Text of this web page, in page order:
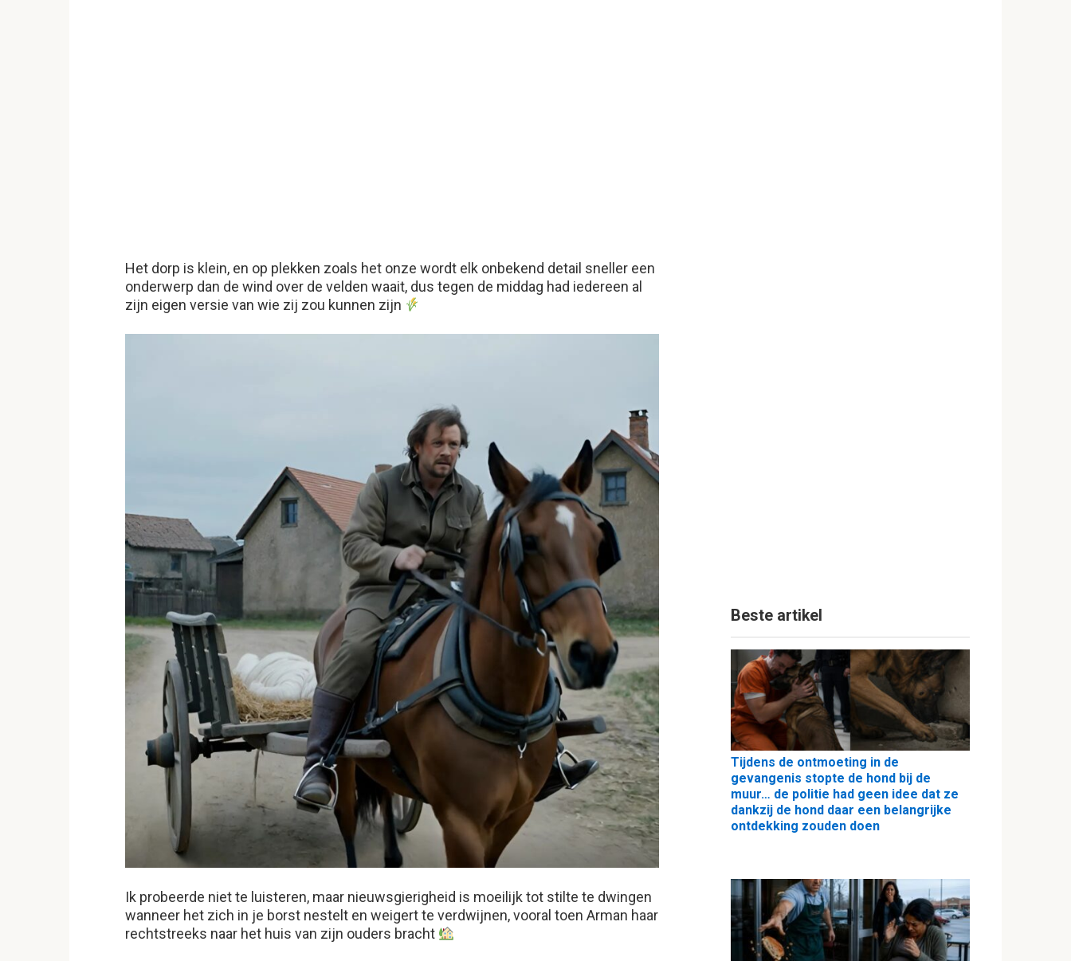
Het dorp is klein, en op plekken zoals het onze wordt elk onbekend detail sneller een
onderwerp dan de wind over de velden waait, dus tegen de middag had iedereen al
zijn eigen versie van wie zij zou kunnen zijn
Ik probeerde niet te luisteren, maar nieuwsgierigheid is moeilijk tot stilte te dwingen
wanneer het zich in je borst nestelt en weigert te verdwijnen, vooral toen Arman haar
rechtstreeks naar het huis van zijn ouders bracht
Beste artikel
Tijdens de ontmoeting in de
gevangenis stopte de hond bij de
muur… de politie had geen idee dat ze
dankzij de hond daar een belangrijke
ontdekking zouden doen